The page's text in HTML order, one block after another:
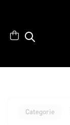
Categorie